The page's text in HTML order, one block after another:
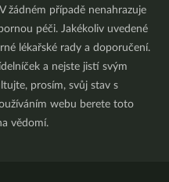
žádném případě nenahrazuje
péči. Jakékoliv uvedené
lékařské rady a doporučení.
a nejste jistí svým
prosím, svůj stav s
webu berete toto
vědomí.